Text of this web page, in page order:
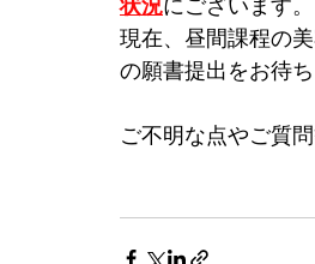
状況にございます。
現在、昼間課程の
の願書提出をお待ち
ご不明な点やご質
高知理容美